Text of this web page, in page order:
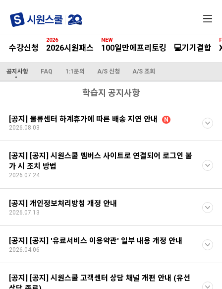
메
수강신청 2026시원패스
2026
100일만에프리토킹
NEW
💻기기결합
공지사항 FAQ 1:1문의 A/S 신청 A/S 조회
학습지 공지사항
[공지] 물류센터 하계휴가에 따른 배송 지연 안내
N
2026.08.03
[공지] [공지] 시원스쿨 멤버스 사이트로 연결되어 로그인 불
가 시 조치 방법
2026.07.24
[공지] 개인정보처리방침 개정 안내
2026.07.13
[공지] [공지] '유료서비스 이용약관' 일부 내용 개정 안내
2026.04.06
[공지] [공지] 시원스쿨 고객센터 상담 채널 개편 안내 (유선